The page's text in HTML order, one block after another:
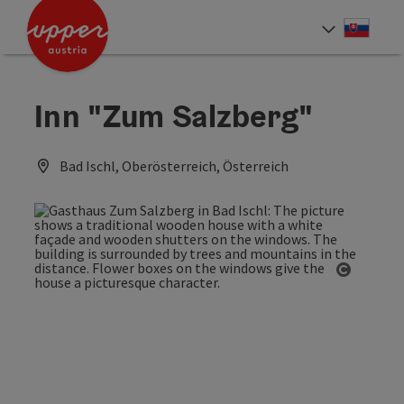
Accesskey
Accesskey
Inn "Zum Salzberg"
Bad Ischl, Oberösterreich, Österreich